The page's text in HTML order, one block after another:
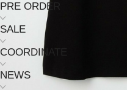
PRE ORDER
SALE
COORDINATE
NEWS